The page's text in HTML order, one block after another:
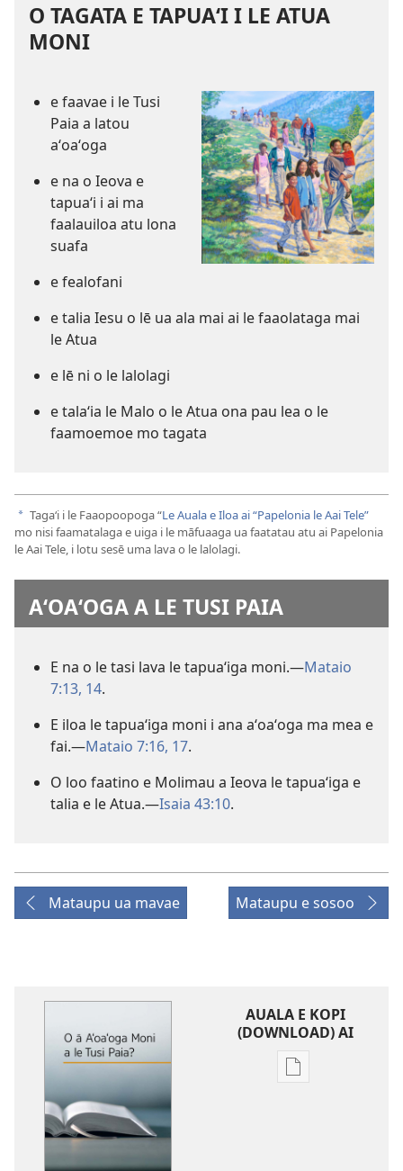
O TAGATA E TAPUAʻI I LE ATUA
MONI
e faavae i le Tusi
Paia a latou
aʻoaʻoga
e na o Ieova e
tapuaʻi i ai ma
faalauiloa atu lona
suafa
e fealofani
e talia Iesu o lē ua ala mai ai le faaolataga mai
le Atua
e lē ni o le lalolagi
e talaʻia le Malo o le Atua ona pau lea o le
faamoemoe mo tagata
a Tagaʻi i le Faaopoopoga “Le Auala e Iloa ai “Papelonia le Aai Tele”
mo nisi faamatalaga e uiga i le māfuaaga ua faatatau atu ai Papelonia
le Aai Tele, i lotu sesē uma lava o le lalolagi.
AʻOAʻOGA A LE TUSI PAIA
E na o le tasi lava le tapuaʻiga moni.​—Mataio
7:13, 14.
E iloa le tapuaʻiga moni i ana aʻoaʻoga ma mea e
fai.​—Mataio 7:16, 17.
O loo faatino e Molimau a Ieova le tapuaʻiga e
talia e le Atua.​—Isaia 43:10.
Mataupu ua mavae Mataupu e sosoo
AUALA E KOPI
(DOWNLOAD) AI
Vaega